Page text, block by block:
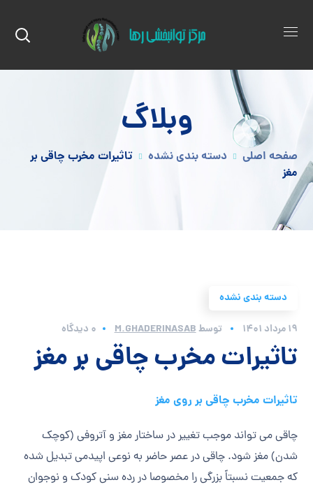
وبلاگ
صفحه اصلی دسته بندی نشده
تاثیرات مخرب چاقی بر
مغز
دسته بندی نشده
19 مرداد 1401 توسطM.GHADERINASAB 0 دیدگاه
تاثیرات مخرب چاقی بر مغز
تاثیرات مخرب چاقی بر روی مغز
چاقی می تواند موجب تغییر در ساختار مغز و آتروفی (کوچک
شدن) مغز شود. چاقی در عصر حاضر به نوعی اپیدمی تبدیل شده
که جمعیت نسبتاً بزرگی را مخصوصا در رده سنی کودک و نوجوان